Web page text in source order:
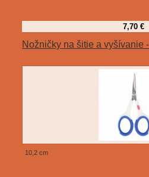
7,70 €
Nožničky na šitie a vyšívanie
10,2 cm